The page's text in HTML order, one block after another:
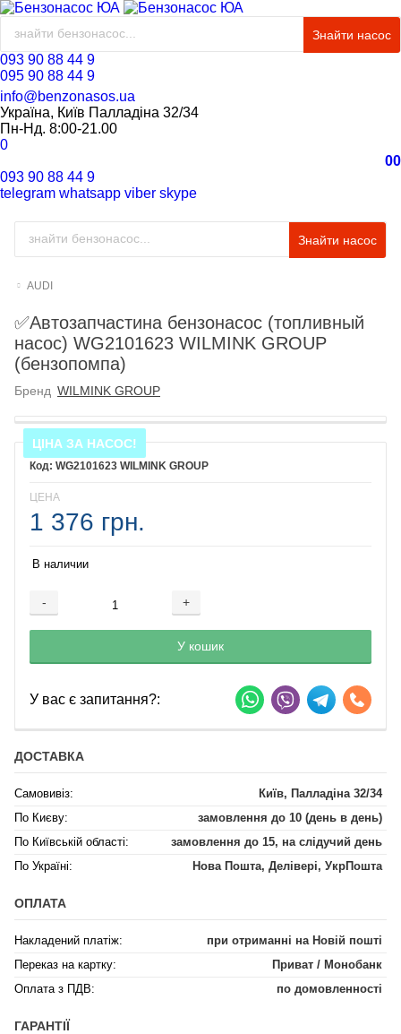
Знайти насос
093 90 88 44 9
095 90 88 44 9
info@benzonasos.ua
Україна, Київ Палладіна 32/34
Пн-Нд. 8:00-21.00
0
00
093 90 88 44 9
telegram whatsapp viber skype
Знайти насос
AUDI
✅Автозапчастина бензонасос (топливный
насос) WG2101623 WILMINK GROUP
(бензопомпа)
Бренд WILMINK GROUP
ЦІНА ЗА НАСОС!
WG2101623 WILMINK GROUP
ЦЕНА
1 376 грн.
В наличии
- +
Добавляется...
У кошик
Добавлен
У вас є запитання?:
ДОСТАВКА
Самовивіз:
Київ, Палладіна 32/34
По Києву:
замовлення до 10 (день в день)
По Київській області:
замовлення до 15, на слідучий день
По Україні:
Нова Пошта, Делівері, УкрПошта
ОПЛАТА
Накладений платіж:
при отриманні на Новій пошті
Переказ на картку:
Приват / Монобанк
Оплата з ПДВ:
по домовленності
ГАРАНТІЇ